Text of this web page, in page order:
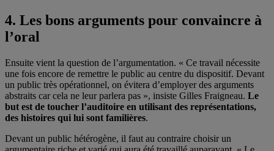
4. Les bons arguments pour convaincre à
l’oral
Ensuite vient la question de l’argumentation. « Ce travail nécessite
une fois encore de remettre le public au centre du dispositif. Devant
un public très opérationnel, on évitera d’employer des arguments
abstraits car cela ne leur parlera pas », insiste Gilles Fraigneau. Le
but est de toucher l’auditoire en utilisant des représentations,
des histoires qui lui sont familières.
Devant un public hétérogène, il faut au contraire choisir un